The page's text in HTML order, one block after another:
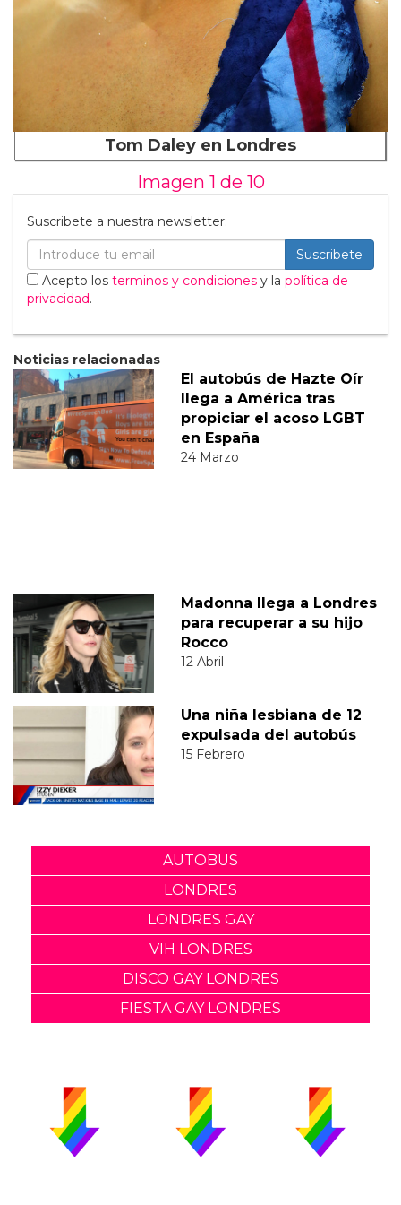
Tom Daley en Londres
Imagen 1 de 10
Suscribete a nuestra newsletter:
Suscribete
Acepto los terminos y condiciones y la política de
privacidad.
Noticias relacionadas
El autobús de Hazte Oír
llega a América tras
propiciar el acoso LGBT
en España
24 Marzo
Madonna llega a Londres
para recuperar a su hijo
Rocco
12 Abril
Una niña lesbiana de 12
expulsada del autobús
15 Febrero
AUTOBUS
LONDRES
LONDRES GAY
VIH LONDRES
DISCO GAY LONDRES
FIESTA GAY LONDRES